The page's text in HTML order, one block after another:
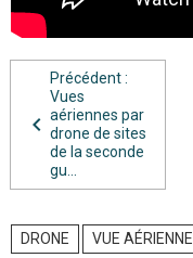
Précédent :
Vues
aériennes par
drone de sites
de la seconde
gu...
DRONE VUE AÉRIENNE